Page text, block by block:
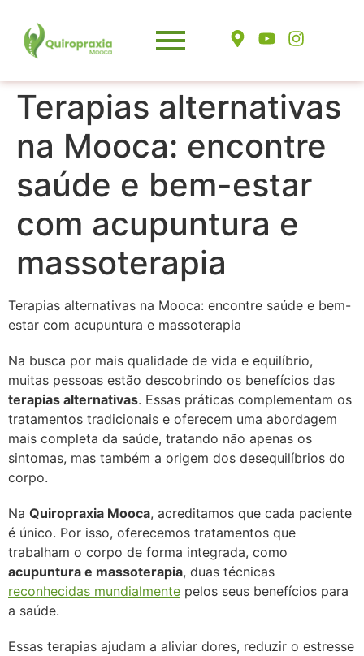
Terapias alternativas
na Mooca: encontre
saúde e bem-estar
com acupuntura e
massoterapia
Terapias alternativas na Mooca: encontre saúde e bem-
estar com acupuntura e massoterapia
Na busca por mais qualidade de vida e equilíbrio,
muitas pessoas estão descobrindo os benefícios das
terapias alternativas. Essas práticas complementam os
tratamentos tradicionais e oferecem uma abordagem
mais completa da saúde, tratando não apenas os
sintomas, mas também a origem dos desequilíbrios do
corpo.
Na Quiropraxia Mooca, acreditamos que cada paciente
é único. Por isso, oferecemos tratamentos que
trabalham o corpo de forma integrada, como
acupuntura e massoterapia, duas técnicas
reconhecidas mundialmente pelos seus benefícios para
a saúde.
Essas terapias ajudam a aliviar dores, reduzir o estresse